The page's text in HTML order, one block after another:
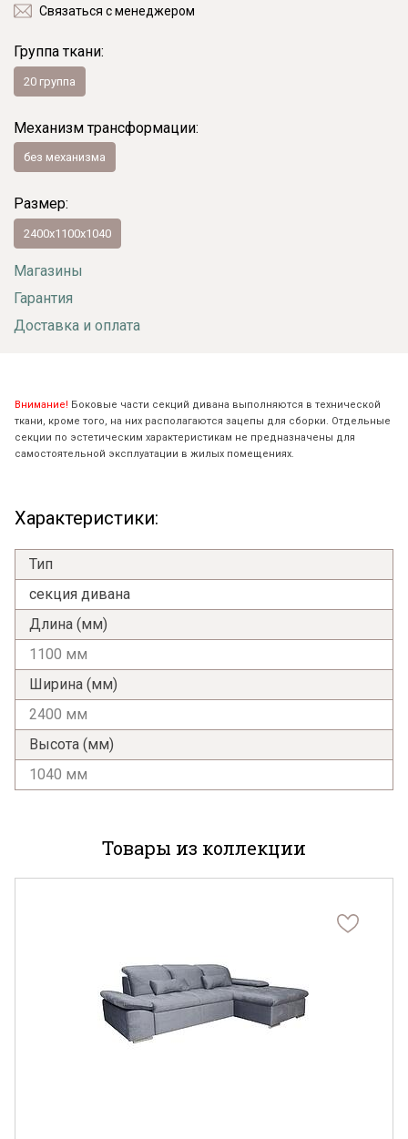
Связаться с менеджером
Группа ткани:
20 группа
Механизм трансформации:
без механизма
Размер:
2400x1100x1040
Магазины
Гарантия
Доставка и оплата
Внимание! Боковые части секций дивана выполняются в технической
ткани, кроме того, на них располагаются зацепы для сборки. Отдельные
секции по эстетическим характеристикам не предназначены для
самостоятельной эксплуатации в жилых помещениях.
Характеристики:
Тип
секция дивана
Длина (мм)
1100 мм
Ширина (мм)
2400 мм
Высота (мм)
1040 мм
Товары из коллекции